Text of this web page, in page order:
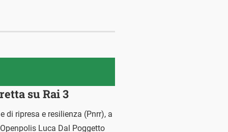
su Rai 3
ripresa e resilienza (Pnrr), a
Luca Dal Poggetto